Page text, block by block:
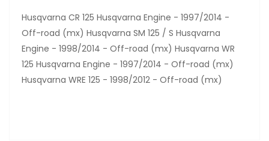
Husqvarna CR 125 Husqvarna Engine - 1997/2014 -
Off-road (mx) Husqvarna SM 125 / S Husqvarna
Engine - 1998/2014 - Off-road (mx) Husqvarna WR
125 Husqvarna Engine - 1997/2014 - Off-road (mx)
Husqvarna WRE 125 - 1998/2012 - Off-road (mx)